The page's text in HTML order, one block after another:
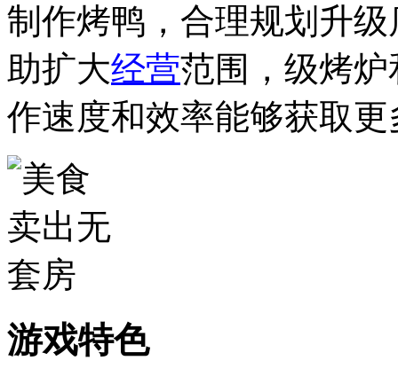
制作烤鸭，合理规划升
助扩大经营范围，级烤炉
作速度和效率能够获取
游戏特色